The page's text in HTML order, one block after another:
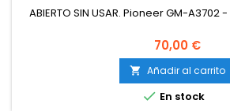
ABIERTO SIN USAR. Pioneer GM-
70,00 €
 Añadir al carrito
 En stock